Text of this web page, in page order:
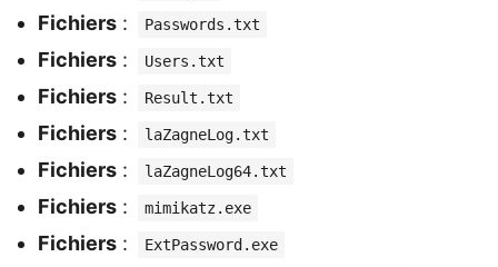
Fichiers : Passwords.txt
Fichiers : Users.txt
Fichiers : Result.txt
Fichiers : laZagneLog.txt
Fichiers : laZagneLog64.txt
Fichiers : mimikatz.exe
Fichiers : ExtPassword.exe